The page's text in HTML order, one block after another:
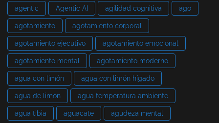
agentic Agentic AI agilidad cognitiva ago
agotamiento agotamiento corporal
agotamiento ejecutivo agotamiento emocional
agotamiento mental agotamiento moderno
agua con limón agua con limón hígado
agua de limón agua temperatura ambiente
agua tibia aguacate agudeza mental